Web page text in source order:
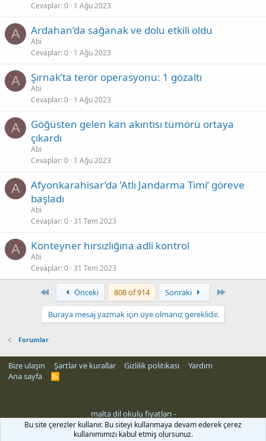
Cevaplar 0 1 Ağu 2023
A Ardahan’da sağanak ve dolu etkili oldu
Abi
Cevaplar 0 1 Ağu 2023
A Şırnak’ta terör operasyonu: 1 gözaltı
Abi
Cevaplar 0 1 Ağu 2023
A
Göğüsten gelen kan akıntısı tümörü ortaya
çıkardı
Abi
Cevaplar 0 1 Ağu 2023
A
Afyonkarahisar’da ’Atlı Jandarma Timi’ göreve
başladı
Abi
Cevaplar 0 31 Tem 2023
A Konteyner hırsızlığına adli kontrol
Abi
Cevaplar 0 31 Tem 2023
Önceki 808 of 914 Sonraki
Buraya mesaj yazmak için üye olmanız gereklidir.
Forumlar
Bize ulaşın Şartlar ve kurallar Gizlilik politikası
Yardım
Ana sayfa
R
malta dil okulu fiyatları-
Bu site çerezler kullanır. Bu siteyi kullanmaya devam ederek çerez
kullanımımızı kabul etmiş olursunuz.